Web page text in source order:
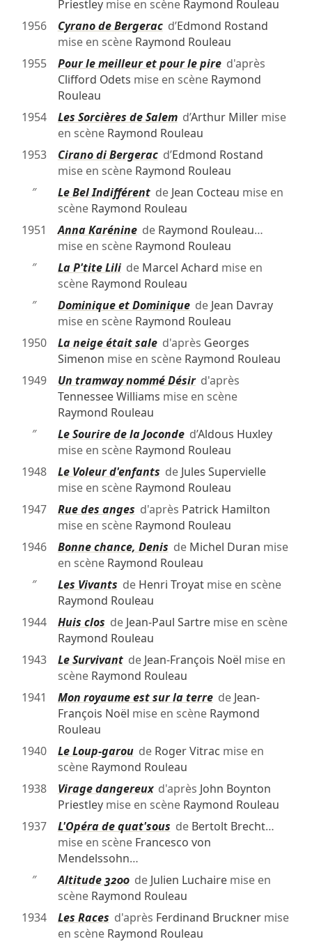
Priestleymise en scène Raymond Rouleau
1956
Cyrano de Bergeracd’Edmond Rostand
mise en scène Raymond Rouleau
1955
Pour le meilleur et pour le pired'après
Clifford Odets mise en scène Raymond
Rouleau
1954
Les Sorcières de Salemd’Arthur Millermise
en scène Raymond Rouleau
1953
Cirano di Bergeracd’Edmond Rostand
mise en scène Raymond Rouleau
″
Le Bel Indifférentde Jean Cocteau mise en
scène Raymond Rouleau
1951
Anna Karéninede Raymond Rouleau…
mise en scène Raymond Rouleau
″
La P'tite Lilide Marcel Achard mise en
scène Raymond Rouleau
″
Dominique et Dominiquede Jean Davray
mise en scène Raymond Rouleau
1950
La neige était saled'après Georges
Simenon mise en scène Raymond Rouleau
1949
Un tramway nommé Désird'après
Tennessee Williams mise en scène
Raymond Rouleau
″
Le Sourire de la Joconded’Aldous Huxley
mise en scène Raymond Rouleau
1948
Le Voleur d'enfants de Jules Supervielle
mise en scène Raymond Rouleau
1947
Rue des anges d'après Patrick Hamilton
mise en scène Raymond Rouleau
1946
Bonne chance, Denis de Michel Duran mise
en scène Raymond Rouleau
″
Les Vivants de Henri Troyatmise en scène
Raymond Rouleau
1944
Huis clos de Jean-Paul Sartremise en scène
Raymond Rouleau
1943
Le Survivantde Jean-François Noël mise en
scène Raymond Rouleau
1941
Mon royaume est sur la terrede Jean-
François Noël mise en scène Raymond
Rouleau
1940
Le Loup-garoude Roger Vitrac mise en
scène Raymond Rouleau
1938
Virage dangereuxd'après John Boynton
Priestleymise en scène Raymond Rouleau
1937
L'Opéra de quat'sous de Bertolt Brecht…
mise en scène Francesco von
Mendelssohn…
″
Altitude 3200de Julien Luchairemise en
scène Raymond Rouleau
1934
Les Races d'après Ferdinand Brucknermise
en scène Raymond Rouleau